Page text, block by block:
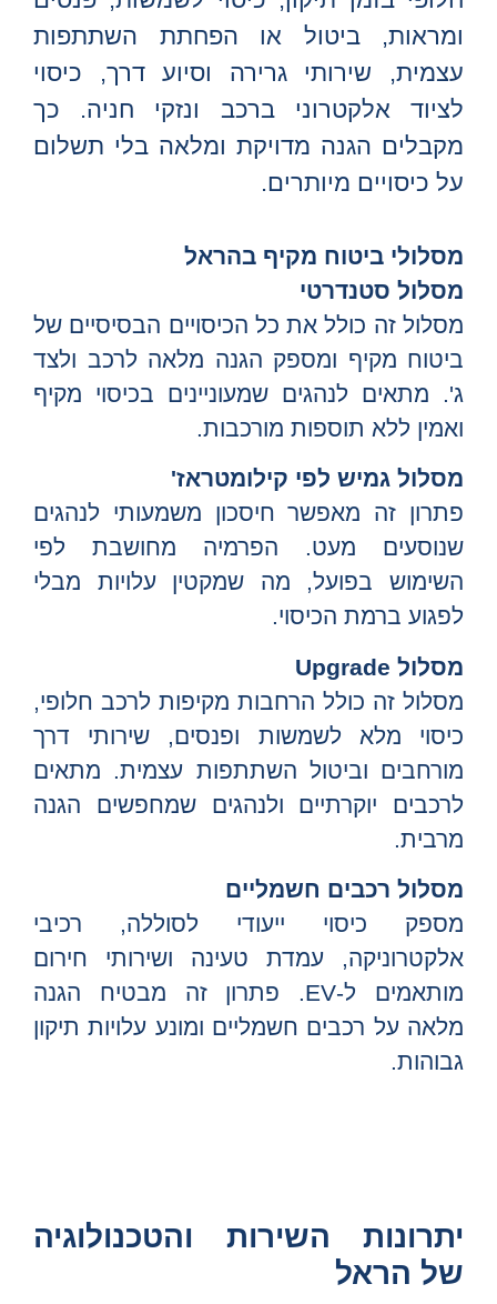
ומראות, ביטול או הפחתת השתתפות
עצמית, שירותי גרירה וסיוע דרך, כיסוי
לציוד אלקטרוני ברכב ונזקי חניה. כך
מקבלים הגנה מדויקת ומלאה בלי תשלום
על כיסויים מיותרים.
מסלולי ביטוח מקיף בהראל
מסלול סטנדרטי
מסלול זה כולל את כל הכיסויים הבסיסיים של
ביטוח מקיף ומספק הגנה מלאה לרכב ולצד
ג'. מתאים לנהגים שמעוניינים בכיסוי מקיף
ואמין ללא תוספות מורכבות.
מסלול גמיש לפי קילומטראז'
פתרון זה מאפשר חיסכון משמעותי לנהגים
שנוסעים מעט. הפרמיה מחושבת לפי
השימוש בפועל, מה שמקטין עלויות מבלי
לפגוע ברמת הכיסוי.
מסלול Upgrade
מסלול זה כולל הרחבות מקיפות לרכב חלופי,
כיסוי מלא לשמשות ופנסים, שירותי דרך
מורחבים וביטול השתתפות עצמית. מתאים
לרכבים יוקרתיים ולנהגים שמחפשים הגנה
מרבית.
מסלול רכבים חשמליים
מספק כיסוי ייעודי לסוללה, רכיבי
אלקטרוניקה, עמדת טעינה ושירותי חירום
מותאמים ל-EV. פתרון זה מבטיח הגנה
מלאה על רכבים חשמליים ומונע עלויות תיקון
גבוהות.
יתרונות השירות והטכנולוגיה
של הראל